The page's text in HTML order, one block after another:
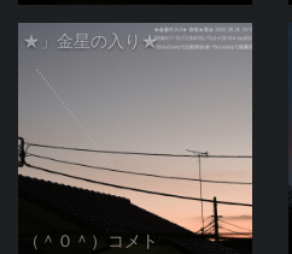
★」金星の入り★
（＾０＾）コメト